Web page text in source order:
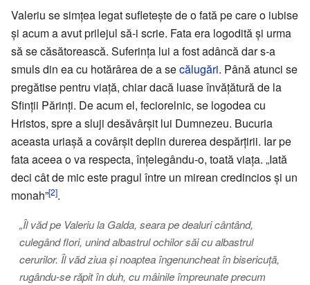
Valeriu se simțea legat sufletește de o fată pe care o iubise
și acum a avut prilejul să-i scrie. Fata era logodită și urma
să se căsătorească. Suferința lui a fost adâncă dar s-a
smuls din ea cu hotărârea de a secălugări. Până atunci se
pregătise pentru viață, chiar dacă luase învățătură de la
Sfinții Părinți. De acum el, feciorelnic, se logodea cu
Hristos, spre a sluji desăvârșit lui Dumnezeu. Bucuria
aceasta uriașă a covârșit deplin durerea despărțirii. Iar pe
fata aceea o va respecta, înțelegându-o, toată viața. „Iată
deci cât de mic este pragul între un mirean credincios și un
monah”[2].
„Îl văd pe Valeriu la Galda, seara pe dealuri cântând,
culegând flori, unind albastrul ochilor săi cu albastrul
cerurilor. Îl văd ziua și noaptea îngenuncheat în bisericuță,
rugându-se răpit în duh, cu mâinile împreunate precum